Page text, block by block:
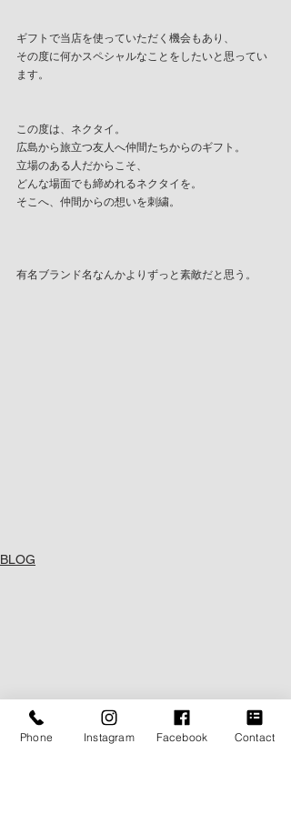
ギフトで当店を使っていただく機会もあり、
その度に何かスペシャルなことをしたいと思ってい
ます。
この度は、ネクタイ。
広島から旅立つ友人へ仲間たちからのギフト。
立場のある人だからこそ、
どんな場面でも締めれるネクタイを。
そこへ、仲間からの想いを刺繍。
有名ブランド名なんかよりずっと素敵だと思う。
BLOG
Phone Instagram Facebook Contact